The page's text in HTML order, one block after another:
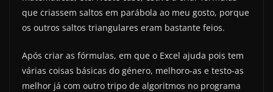
que criassem saltos em parábola ao meu gosto, porque
os outros saltos triangulares eram bastante feios.
Após criar as fórmulas, em que o Excel ajuda pois tem
várias coisas básicas do género, melhoro-as e testo-as
melhor já com outro tripo de algoritmos no programa